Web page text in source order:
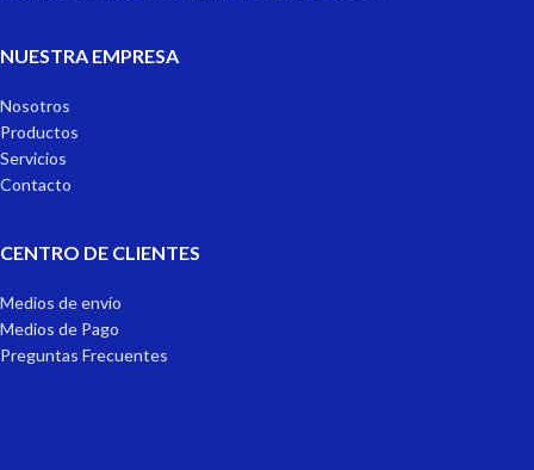
NUESTRA EMPRESA
Nosotros
Productos
Servicios
Contacto
CENTRO DE CLIENTES
Medios de envío
Medios de Pago
Preguntas Frecuentes